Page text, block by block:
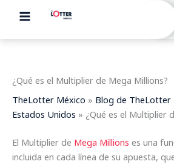
contenido
¿Qué es el Multiplier de Mega Millions?
TheLotter México » Blog de TheLotter
Estados Unidos » ¿Qué es el Multiplier
El Multiplier de Mega Millions es una
incluida en cada línea de su apuesta,